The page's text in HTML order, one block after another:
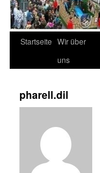
Startseite Wir über
uns
pharell.dil